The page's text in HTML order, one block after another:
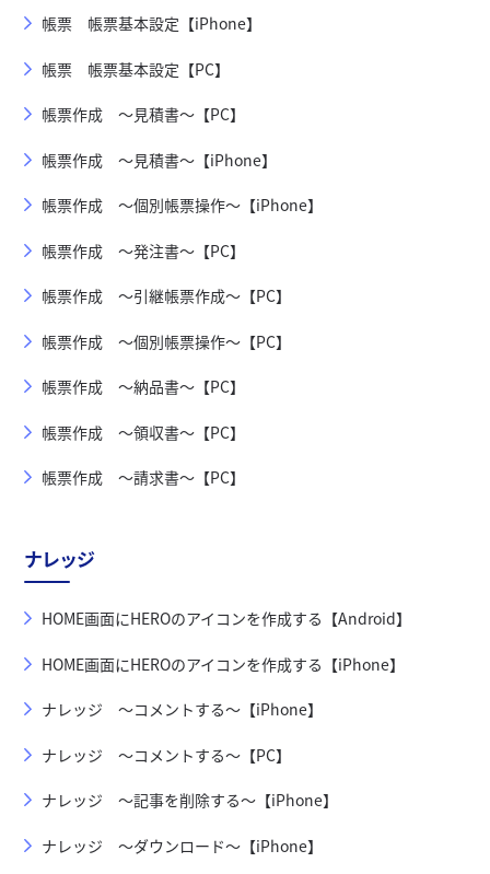
帳票 帳票基本設定【iPhone】
帳票 帳票基本設定【PC】
帳票作成 ～見積書～【PC】
帳票作成 ～見積書～【iPhone】
帳票作成 ～個別帳票操作～【iPhone】
帳票作成 ～発注書～【PC】
帳票作成 ～引継帳票作成～【PC】
帳票作成 ～個別帳票操作～【PC】
帳票作成 ～納品書～【PC】
帳票作成 ～領収書～【PC】
帳票作成 ～請求書～【PC】
ナレッジ
HOME画面にHEROのアイコンを作成する【Android】
HOME画面にHEROのアイコンを作成する【iPhone】
ナレッジ ～コメントする～【iPhone】
ナレッジ ～コメントする～【PC】
ナレッジ ～記事を削除する～【iPhone】
ナレッジ ～ダウンロード～【iPhone】